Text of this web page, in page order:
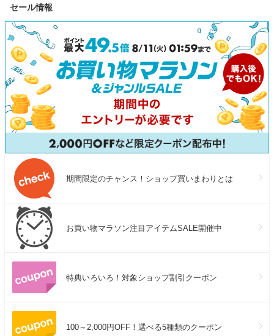
セール情報
期間限定のチャンス！ショップ買いまわりとは
お買い物マラソン注目アイテムSALE開催中
特典いろいろ！対象ショップ割引クーポン
100～2,000円OFF！選べる5種類のクーポン